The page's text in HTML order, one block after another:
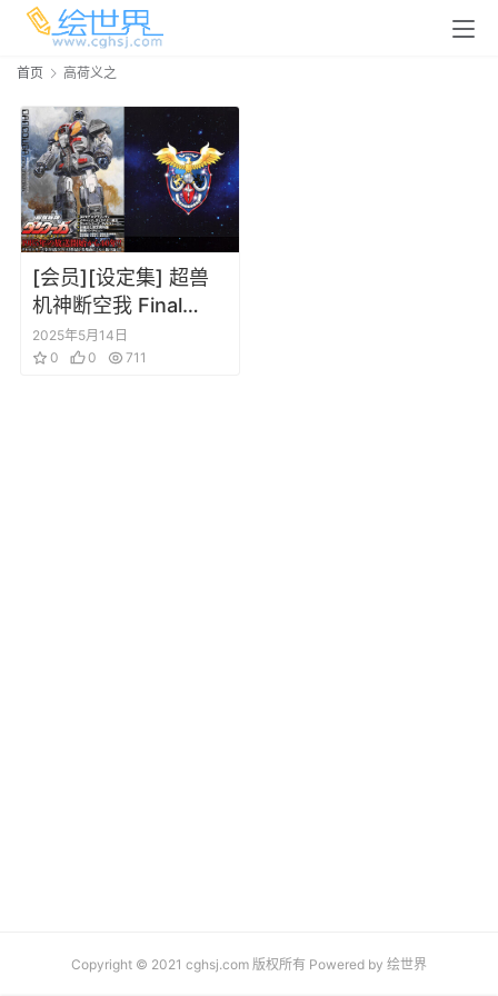
首页 高荷义之
[会员][设定集] 超兽
机神断空我 Final
Memorial
2025年5月14日
0
0 711
Copyright © 2021 cghsj.com 版权所有 Powered by 绘世界